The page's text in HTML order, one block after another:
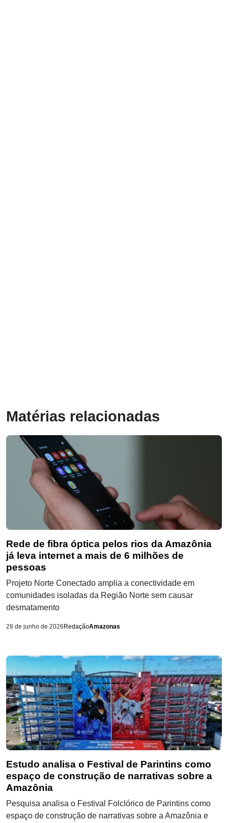
Matérias relacionadas
Rede de fibra óptica pelos rios da Amazônia
já leva internet a mais de 6 milhões de
pessoas
Projeto Norte Conectado amplia a conectividade em
comunidades isoladas da Região Norte sem causar
desmatamento
28 de junho de 2026 RedaçãoAmazonas
Estudo analisa o Festival de Parintins como
espaço de construção de narrativas sobre a
Amazônia
Pesquisa analisa o Festival Folclórico de Parintins como
espaço de construção de narrativas sobre a Amazônia e